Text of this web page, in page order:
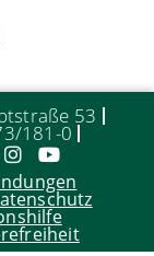
53
181-0